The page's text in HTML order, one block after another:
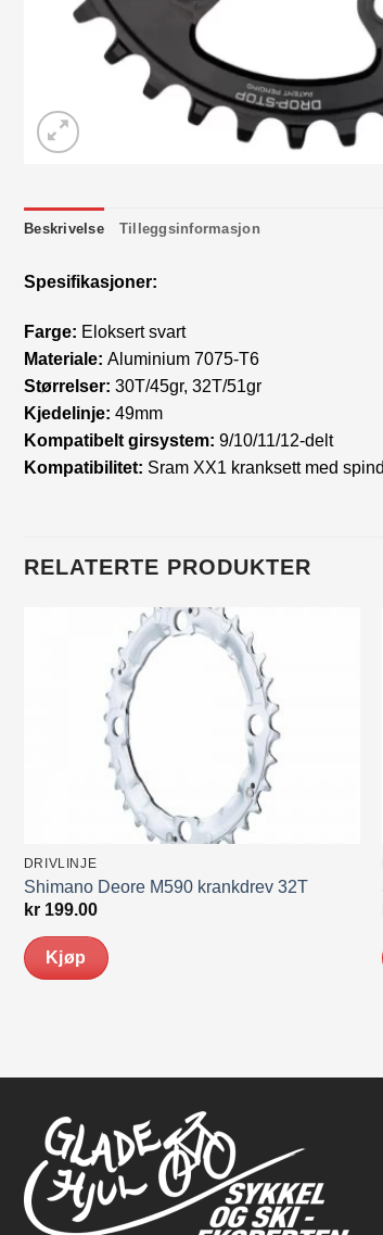
Beskrivelse Tilleggsinformasjon
Spesifikasjoner:
Farge: Eloksert svart
Materiale: Aluminium 7075-T6
Størrelser: 30T/45gr, 32T/51gr
Kjedelinje: 49mm
Kompatibelt girsystem: 9/10/11/12-delt
Kompatibilitet: Sram XX1 kranksett med
RELATERTE PRODUKTER
DRIVLINJE
Shimano Deore M590 krankdrev 32T
kr199.00
Kjøp